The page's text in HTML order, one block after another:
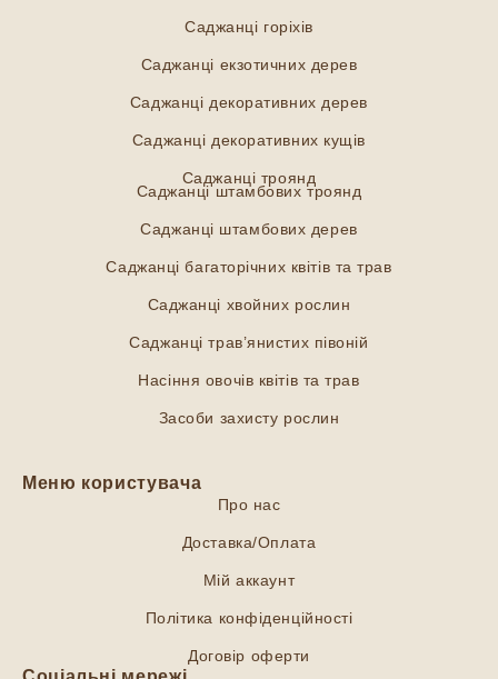
Саджанці горіхів
Саджанці екзотичних дерев
Саджанці декоративних дерев
Саджанці декоративних кущів
Саджанці троянд
Саджанці штамбових троянд
Саджанці штамбових дерев
Саджанці багаторічних квітів та трав
Саджанці хвойних рослин
Саджанці трав’янистих півоній
Насіння овочів квітів та трав
Засоби захисту рослин
Меню користувача
Про нас
Доставка/Оплата
Мій аккаунт
Політика конфіденційності
Договір оферти